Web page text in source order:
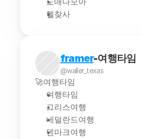
헬찾사
framer-여행타임
@waller_texas
🚀여행타임
여행타임
그리스여행
네덜란드여행
덴마크여행